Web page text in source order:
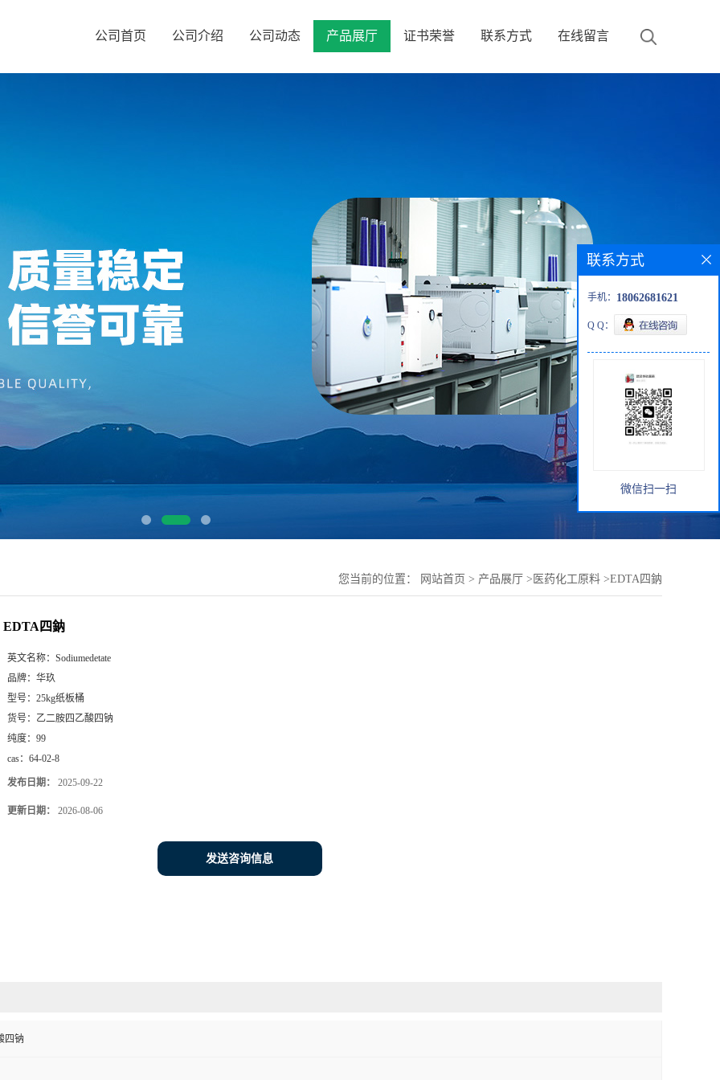
公司首页 公司介绍 公司动态 产品展厅 证书荣誉 联系方式 在线留言
您当前的位置： 网站首页 > 产品展厅 > 医药化工原料 >EDTA四鈉
EDTA四鈉
英文名称： Sodiumedetate
品牌： 华玖
型号： 25kg纸板桶
货号： 乙二胺四乙酸四钠
纯度： 99
cas： 64-02-8
发布日期： 2025-09-22
更新日期： 2026-08-06
发送咨询信息
四钠
联系方式
手机： 18062681621
Q Q：
微信扫一扫